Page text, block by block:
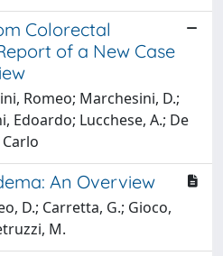
Colorectal
of a New Case
Romeo; Marchesini, D.;
Edoardo; Lucchese, A.; De
An Overview
D.; Carretta, G.; Gioco,
M.